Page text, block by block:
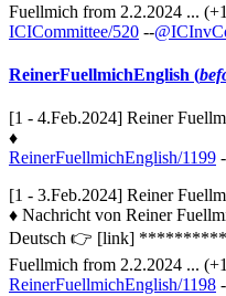
Fuellmich from 2.2.2024 ...
ICICommittee/520 --
ReinerFuellmichEnglish (
[1 - 4.Feb.2024] Reiner
♦
ReinerFuellmichEnglish/1199
[1 - 3.Feb.2024] Reiner
♦ Nachricht von Reiner
Deutsch 👉 [link]
Fuellmich from 2.2.2024 ...
ReinerFuellmichEnglish/1198